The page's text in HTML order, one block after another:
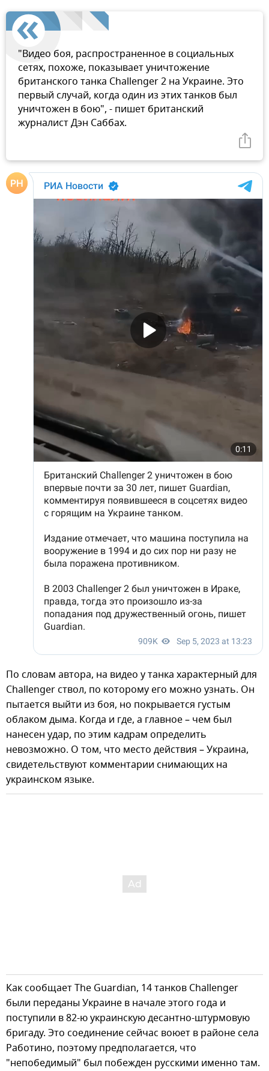
"Видео боя, распространенное в социальных
сетях, похоже, показывает уничтожение
британского танка Challenger 2 на Украине. Это
первый случай, когда один из этих танков был
уничтожен в бою", - пишет британский
журналист Дэн Саббах.
По словам автора, на видео у танка характерный для
Challenger ствол, по которому его можно узнать. Он
пытается выйти из боя, но покрывается густым
облаком дыма. Когда и где, а главное – чем был
нанесен удар, по этим кадрам определить
невозможно. О том, что место действия – Украина,
свидетельствуют комментарии снимающих на
украинском языке.
Как сообщает The Guardian, 14 танков Challenger
были переданы Украине в начале этого года и
поступили в 82-ю украинскую десантно-штурмовую
бригаду. Это соединение сейчас воюет в районе села
Работино, поэтому предполагается, что
"непобедимый" был побежден русскими именно там.